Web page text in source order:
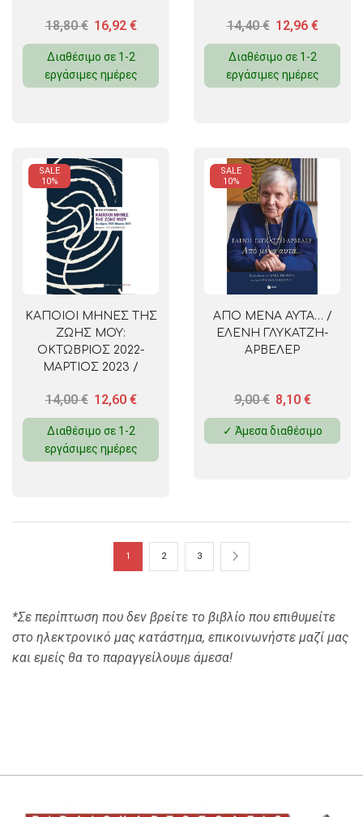
18,80€ 16,92 €
Διαθέσιμο σε 1-2
εργάσιμες ημέρες
14,40€ 12,96 €
Διαθέσιμο σε 1-2
εργάσιμες ημέρες
SALE
10%
ΚΑΠΟΙΟΙ ΜΗΝΕΣ ΤΗΣ
ΖΩΗΣ ΜΟΥ:
ΟΚΤΩΒΡΙΟΣ 2022-
ΜΑΡΤΙΟΣ 2023 /
14,00€ 12,60 €
Διαθέσιμο σε 1-2
εργάσιμες ημέρες
SALE
10%
ΑΠΟ ΜΕΝΑ ΑΥΤΑ… /
ΕΛΕΝΗ ΓΛΥΚΑΤΖΗ-
ΑΡΒΕΛΕΡ
9,00€ 8,10 €
✓ Άμεσα διαθέσιμο
1 2 3
*Σε περίπτωση που δεν βρείτε το βιβλίο που επιθυμείτε
στο ηλεκτρονικό μας κατάστημα, επικοινωνήστε μαζί μας
και εμείς θα το παραγγείλουμε άμεσα!